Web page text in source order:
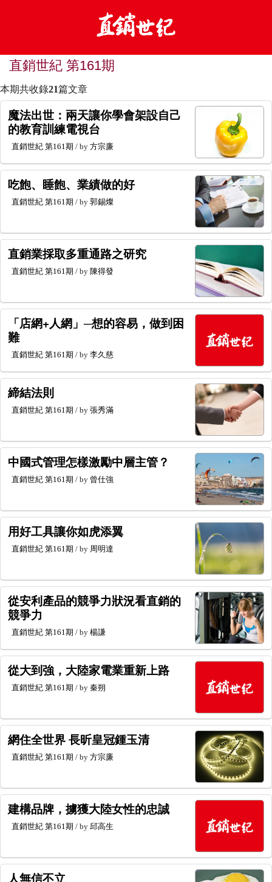
直銷世紀 第161期
本期共收錄21篇文章
魔法出世：兩天讓你學會架設自己
的教育訓練電視台
直銷世紀 第161期 / by 方宗廉
吃飽、睡飽、業績做的好
直銷世紀 第161期 / by 郭錫燦
直銷業採取多重通路之研究
直銷世紀 第161期 / by 陳得發
「店網+人網」─想的容易，做到困
難
直銷世紀 第161期 / by 李久慈
締結法則
直銷世紀 第161期 / by 張秀滿
中國式管理怎樣激勵中層主管？
直銷世紀 第161期 / by 曾仕強
用好工具讓你如虎添翼
直銷世紀 第161期 / by 周明達
從安利產品的競爭力狀況看直銷的
競爭力
直銷世紀 第161期 / by 楊謙
從大到強，大陸家電業重新上路
直銷世紀 第161期 / by 秦朔
網住全世界 長昕皇冠鍾玉清
直銷世紀 第161期 / by 方宗廉
建構品牌，擄獲大陸女性的忠誠
直銷世紀 第161期 / by 邱高生
人無信不立